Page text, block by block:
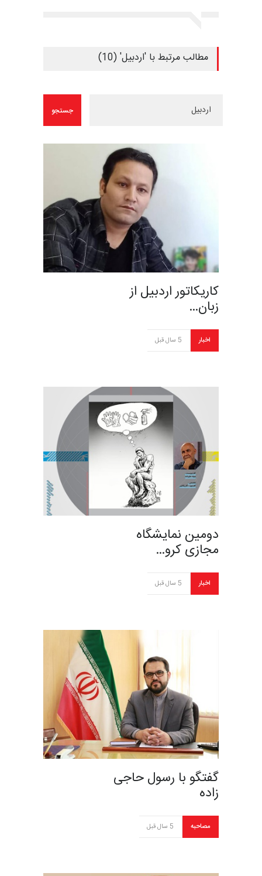
مطالب مرتبط با 'اردبیل' (10)
کاریکاتور اردبیل از
زبان…
اخبار 5 سال قبل
دومین نمایشگاه
مجازی کرو…
اخبار 5 سال قبل
گفتگو با رسول حاجی
زاده
مصاحبه 5 سال قبل